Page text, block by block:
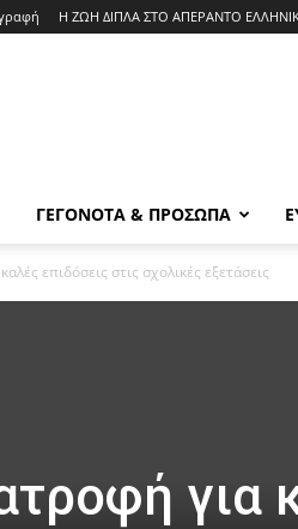
Η ΖΩΗ ΔΙΠΛΑ ΣΤΟ ΑΠΕΡΑΝΤΟ
ΓΕΓΟΝΟΤΑ & ΠΡΟΣΩΠΑ
επιδόσεις στις σχολικές εξετάσεις
για